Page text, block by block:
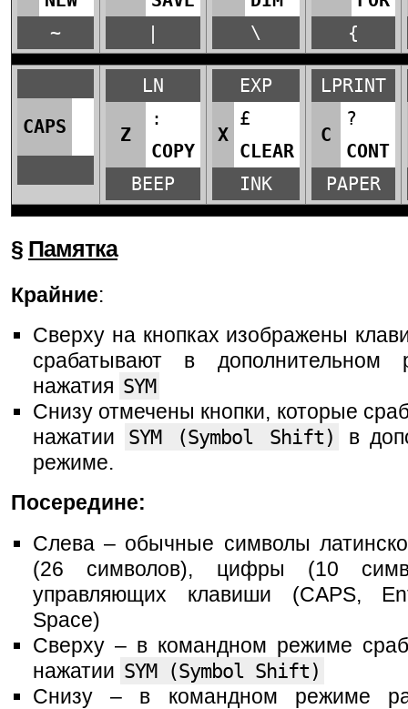
~
|
\
{
CAPS
LN
Z
:
COPY
BEEP
EXP
X
£
CLEAR
INK
LPRINT
C
?
CONT
PAPER
§ Памятка
Крайние:
Сверху на кнопках изображены
срабатывают в дополнительном
нажатия SYM
Снизу отмечены кнопки, которые
нажатии
SYM (Symbol Shift)
в
режиме.
Посередине:
Слева – обычные символы
(26 символов), цифры (10
управляющих клавиши (CAPS,
Space)
Сверху – в командном режиме
нажатии SYM (Symbol Shift)
Снизу – в командном режиме